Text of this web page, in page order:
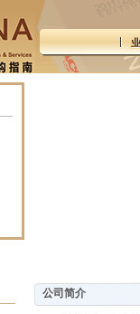
公司简介